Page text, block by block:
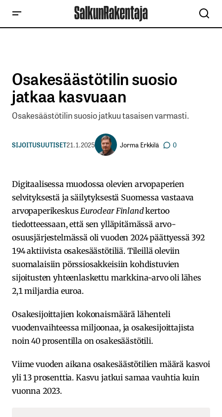
Osakesäästötilin suosio
jatkaa kasvuaan
Osakesäästötilin suosio jatkuu tasaisen varmasti.
SIJOITUSUUTISET21.1.2025 Jorma Erkkilä 0
Digitaalisessa muodossa olevien arvopaperien
selvityksestä ja säilytyksestä Suomessa vastaava
arvopaperikeskus Euroclear Finlandkertoo
tiedotteessaan, että sen ylläpitämässä arvo-
osuusjärjestelmässä oli vuoden 2024 päättyessä 392
194 aktiivista osakesäästötiliä. Tileillä oleviin
suomalaisiin pörssiosakkeisiin kohdistuvien
sijoitusten yhteenlaskettu markkina-arvo oli lähes
2,1 miljardia euroa.
Osakesijoittajien kokonaismäärä lähenteli
vuodenvaihteessa miljoonaa, ja osakesijoittajista
noin 40 prosentilla on osakesäästötili.
Viime vuoden aikana osakesäästötilien määrä kasvoi
yli 13 prosenttia. Kasvu jatkui samaa vauhtia kuin
vuonna 2023.